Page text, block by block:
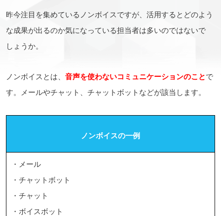
昨今注目を集めているノンボイスですが、活用するとどのよう
な成果が出るのか気になっている担当者は多いのではないで
しょうか。
ノンボイスとは、 音声を使わないコミュニケーションのことで
す。メールやチャット、チャットボットなどが該当します。
ノンボイスの一例
・メール
・チャットボット
・チャット
・ボイスボット